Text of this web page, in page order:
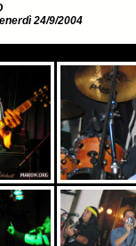
24/9/2004